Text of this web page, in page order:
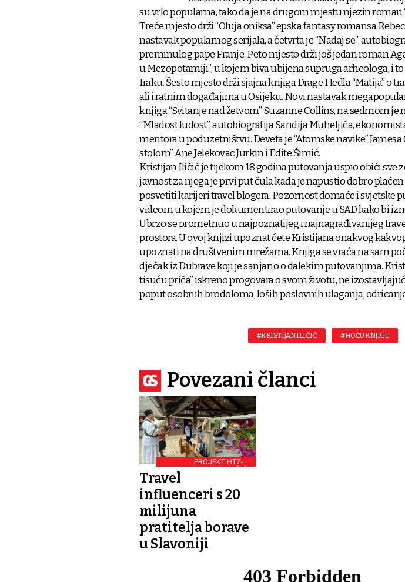
su vrlo popularna, tako da je na drugom mjestu njezin roman
Treće mjesto drži “Oluja oniksa” epska fantasy romansa
nastavak popularnog serijala, a četvrta je “Nadaj se”,
preminulog pape Franje. Peto mjesto drži još jedan roman
u Mezopotamiji”, u kojem biva ubijena supruga arheologa, i
Iraku. Šesto mjesto drži sjajna knjiga Drage Hedla “Matija” o
ali i ratnim događajima u Osijeku. Novi nastavak
knjiga “Svitanje nad žetvom” Suzanne Collins, na sedmom je
“Mladost ludost”, autobiografija Sandija Muheljića,
mentora u poduzetništvu. Deveta je “Atomske navike” Jamesa
stolom” Ane Jelekovac Jurkin i Edite Šimić.
Kristijan Iličić je tijekom 18 godina putovanja uspio obići sve
javnost za njega je prvi put čula kada je napustio dobro
posvetiti karijeri travel blogera. Pozornost domaće i svjetske
videom u kojem je dokumentirao putovanje u SAD kako bi
Ubrzo se prometnuo u najpoznatijeg i najnagrađivanijeg
prostora. U ovoj knjizi upoznat ćete Kristijana onakvog
upoznati na društvenim mrežama. Knjiga se vraća na sam
dječak iz Dubrave koji je sanjario o dalekim putovanjima.
tisuću priča” iskreno progovara o svom životu, ne
poput osobnih brodoloma, loših poslovnih ulaganja,
#KRISTIJAN ILIČIĆ #HOĆU KNJIGU
Povezani članci
PROJEKT HTZ-A I
KRISTIJANA ILIČIĆA
Travel
influenceri s 20
milijuna
pratitelja borave
u Slavoniji